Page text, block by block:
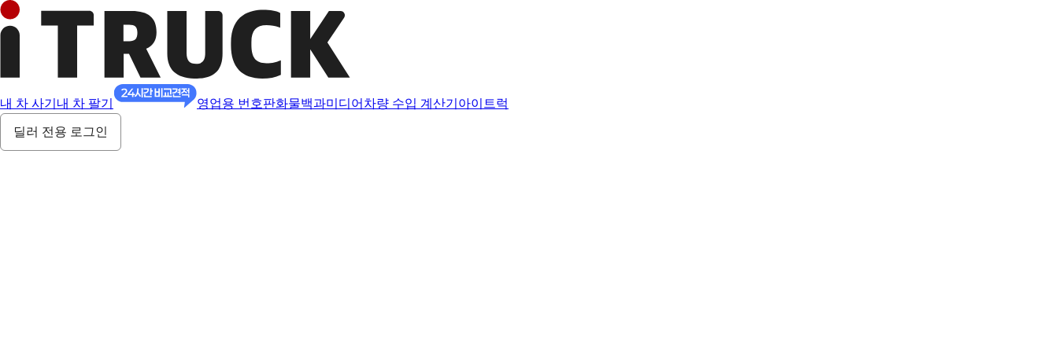
내 차 사기 내 차 팔기 영업용 번호판화물백과미디어 차량 수입 계산기 아이트럭
딜러 전용 로그인